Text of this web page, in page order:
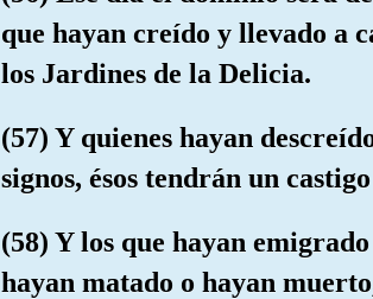
que hayan creído y llevado a
los Jardines de la Delicia.
(57) Y quienes hayan
signos, ésos tendrán un
(58) Y los que hayan
hayan matado o hayan